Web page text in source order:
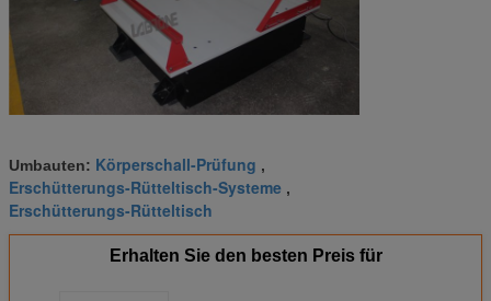
Umbauten: Körperschall-Prüfung ,
Erschütterungs-Rütteltisch-Systeme ,
Erschütterungs-Rütteltisch
Erhalten Sie den besten Preis für